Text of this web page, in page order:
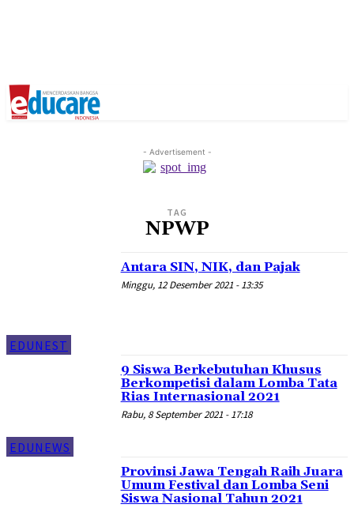
- Advertisement -
TAG
NPWP
EDUNEST
Antara SIN, NIK, dan Pajak
Minggu, 12 Desember 2021 - 13:35
EDUNEWS
9 Siswa Berkebutuhan Khusus
Berkompetisi dalam Lomba Tata
Rias Internasional 2021
Rabu, 8 September 2021 - 17:18
Provinsi Jawa Tengah Raih Juara
Umum Festival dan Lomba Seni
Siswa Nasional Tahun 2021